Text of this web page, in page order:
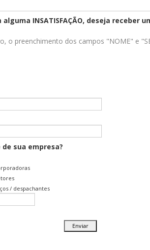
alguma INSATISFAÇÃO, deseja receber
o preenchimento dos campos "NOME" e
sua empresa?
/ despachantes
Enviar